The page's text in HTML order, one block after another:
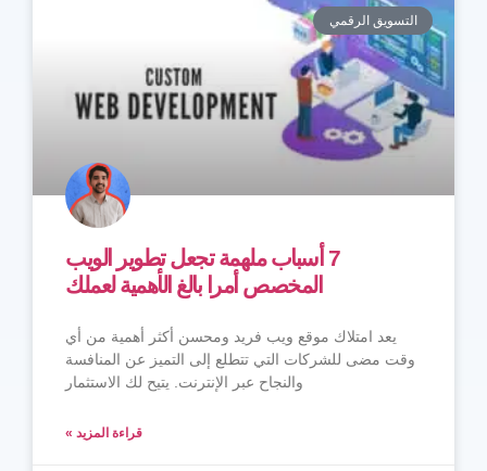
التسويق الرقمي
7 أسباب ملهمة تجعل تطوير الويب
المخصص أمرا بالغ الأهمية لعملك
يعد امتلاك موقع ويب فريد ومحسن أكثر أهمية من أي
وقت مضى للشركات التي تتطلع إلى التميز عن المنافسة
والنجاح عبر الإنترنت. يتيح لك الاستثمار
قراءة المزيد »